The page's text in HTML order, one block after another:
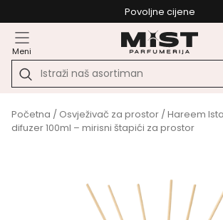
Povoljne cijene
Meni
Početna / Osvježivač za prostor / Hareem
difuzer 100ml – mirisni štapići za prostor